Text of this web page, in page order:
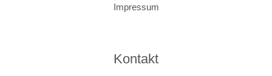
Impressum
Kontakt